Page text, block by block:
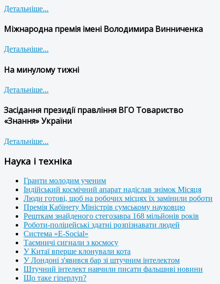
Детальніше...
Міжнародна премія імені Володимира Винниченка
Детальніше...
На минулому тижні
Детальніше...
Засідання президії правління ВГО Товариство
«Знання» України
Детальніше...
Наука і техніка
Гранти молодим ученим
Індійський космічний апарат надіслав знімок Місяця
Люди готові, щоб на робочих місцях їх замінили роботи
Премія Кабінету Міністрів сумському науковцю
Решткам знайденого стегозавра 168 мільйонів років
Роботи-поліцейські здатні розпізнавати людей
Система «E-Social»
Таємничі сигнали з космосу
У Китаї вперше клонували кота
У Лондоні з'явився бар зі штучним інтелектом
Штучний інтелект навчили писати фальшиві новини
Що таке гіперлуп?